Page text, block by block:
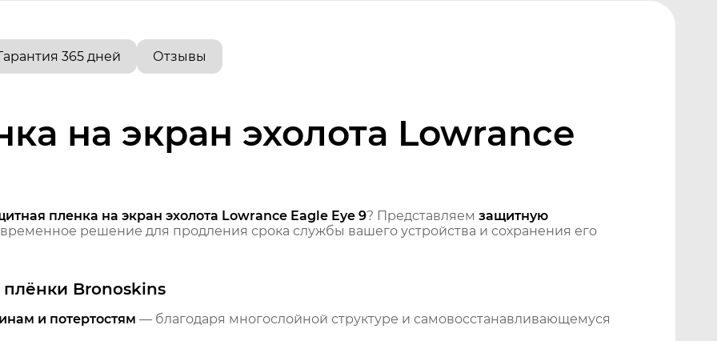
365 дней Отзывы
на экран эхолота Lowrance
пленка на экран эхолота Lowrance Eagle Eye 9? Представляем защитную
решение для продления срока службы вашего устройства и сохранения его
Bronoskins
и потертостям — благодаря многослойной структуре и самовосстанавливающемуся